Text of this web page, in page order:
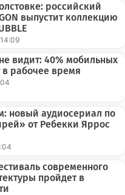
российский
выпустит коллекцию
видит: 40% мобильных
рабочее время
новый аудиосериал по
от Ребекки Яррос
современного
пройдет в